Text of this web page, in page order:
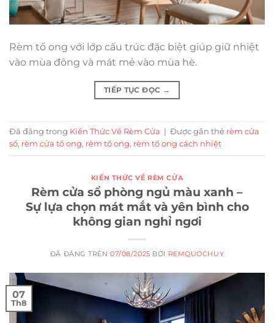
Rèm tổ ong với lớp cấu trúc đặc biệt giúp giữ nhiệt
vào mùa đông và mát mẻ vào mùa hè.
TIẾP TỤC ĐỌC →
Đã đăng trong Kiến Thức Về Rèm Cửa | Được gắn thẻ rèm cửa
sổ, rèm cửa tổ ong, rèm tổ ong, rèm tổ ong cách nhiệt
KIẾN THỨC VỀ RÈM CỬA
Rèm cửa sổ phòng ngủ màu xanh –
Sự lựa chọn mát mắt và yên bình cho
không gian nghỉ ngơi
ĐÃ ĐĂNG TRÊN07/08/2025 BỞI REMQUOCHUY
07
Th8